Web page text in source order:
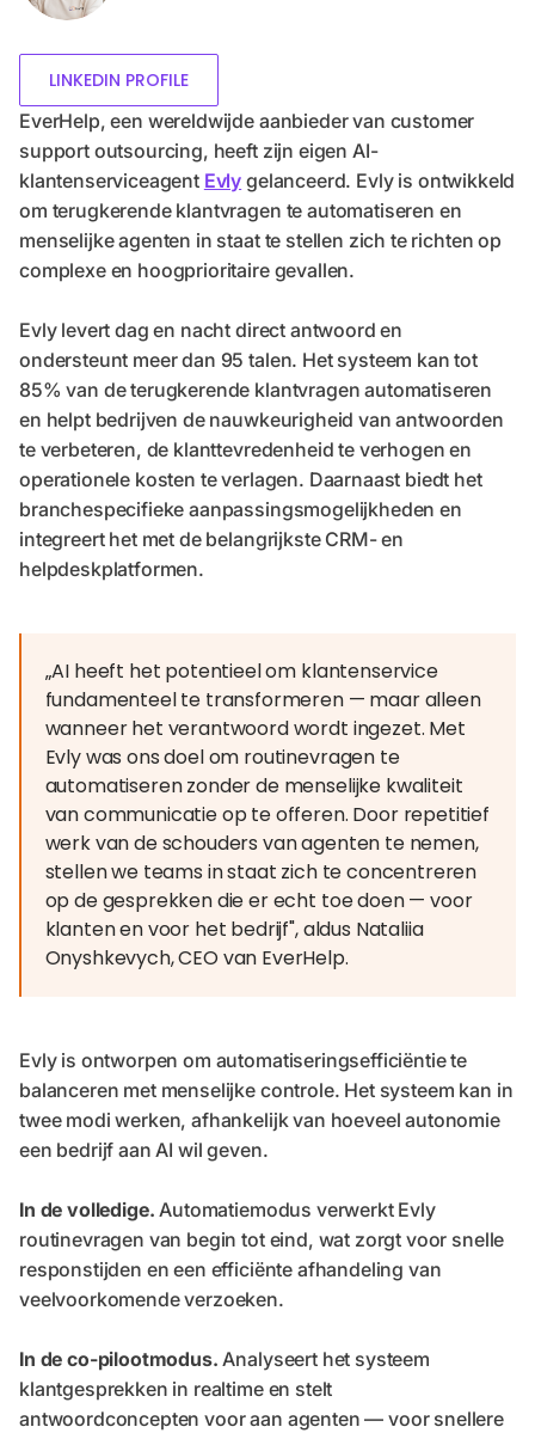
LINKEDIN PROFILE
EverHelp, een wereldwijde aanbieder van customer
support outsourcing, heeft zijn eigen AI-
klantenserviceagent Evly gelanceerd. Evly is ontwikkeld
om terugkerende klantvragen te automatiseren en
menselijke agenten in staat te stellen zich te richten op
complexe en hoogprioritaire gevallen.
Evly levert dag en nacht direct antwoord en
ondersteunt meer dan 95 talen. Het systeem kan tot
85% van de terugkerende klantvragen automatiseren
en helpt bedrijven de nauwkeurigheid van antwoorden
te verbeteren, de klanttevredenheid te verhogen en
operationele kosten te verlagen. Daarnaast biedt het
branchespecifieke aanpassingsmogelijkheden en
integreert het met de belangrijkste CRM- en
helpdeskplatformen.
„AI heeft het potentieel om klantenservice
fundamenteel te transformeren — maar alleen
wanneer het verantwoord wordt ingezet. Met
Evly was ons doel om routinevragen te
automatiseren zonder de menselijke kwaliteit
van communicatie op te offeren. Door repetitief
werk van de schouders van agenten te nemen,
stellen we teams in staat zich te concentreren
op de gesprekken die er echt toe doen — voor
klanten en voor het bedrijf", aldus Nataliia
Onyshkevych, CEO van EverHelp.
Evly is ontworpen om automatiseringsefficiëntie te
balanceren met menselijke controle. Het systeem kan in
twee modi werken, afhankelijk van hoeveel autonomie
een bedrijf aan AI wil geven.
In de volledige. Automatiemodus verwerkt Evly
routinevragen van begin tot eind, wat zorgt voor snelle
responstijden en een efficiënte afhandeling van
veelvoorkomende verzoeken.
In de co-pilootmodus. Analyseert het systeem
klantgesprekken in realtime en stelt
antwoordconcepten voor aan agenten — voor snellere